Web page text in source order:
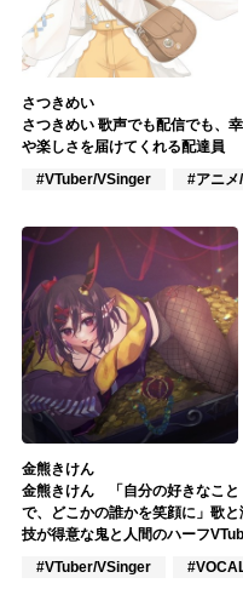
さつきめい
さつきめい 歌声でも配信でも、
や楽しさを届けてくれる配達員
#VTuber/VSinger
#アニメ/
金熊きけん
金熊きけん 「自分の好きなこと
で、どこかの誰かを笑顔に」歌と
技が得意な鬼と人間のハーフ
#VTuber/VSinger